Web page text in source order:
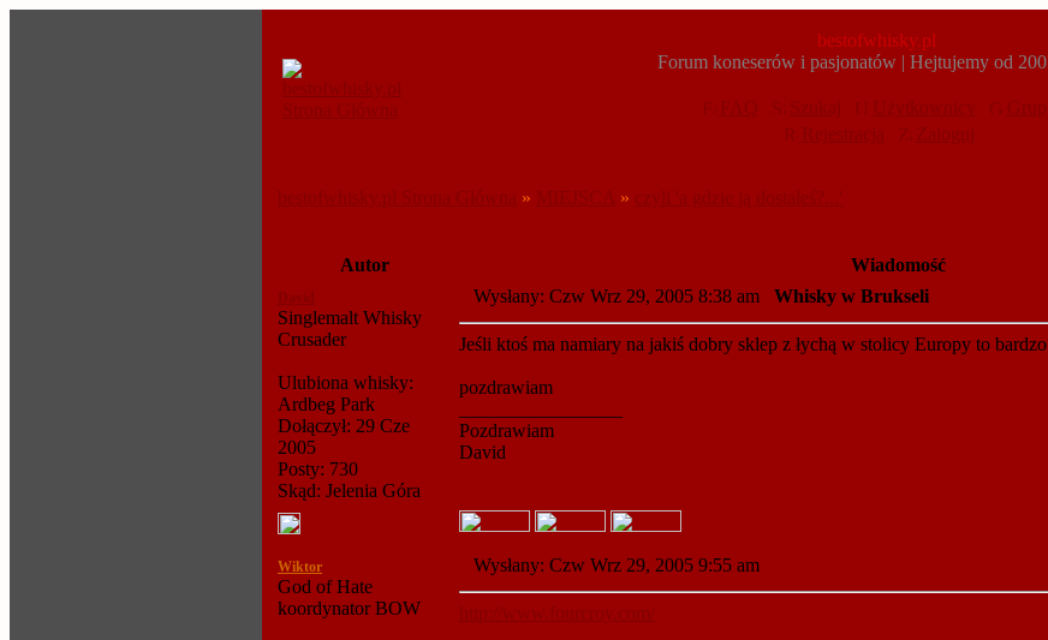
bestofwhisky.pl
Forum koneserów i pasjonatów | Hejtujemy od
FAQ Szukaj Użytkownicy
Rejestracja
Zaloguj
bestofwhisky.pl Strona Główna » MIEJSCA » czyli 'a gdzie ją dostałeś?...'
Autor
Wiadomość
David
Singlemalt Whisky
Crusader
Ulubiona whisky:
Ardbeg Park
Dołączył: 29 Cze
2005
Posty: 730
Skąd: Jelenia Góra
Wysłany: Czw Wrz 29, 2005 8:38 am Whisky w Brukseli
Jeśli ktoś ma namiary na jakiś dobry sklep z łychą w stolicy Europy to
pozdrawiam
Pozdrawiam
David
Wiktor
God of Hate
koordynator BOW
Wysłany: Czw Wrz 29, 2005 9:55 am
http://www.fourcroy.com/